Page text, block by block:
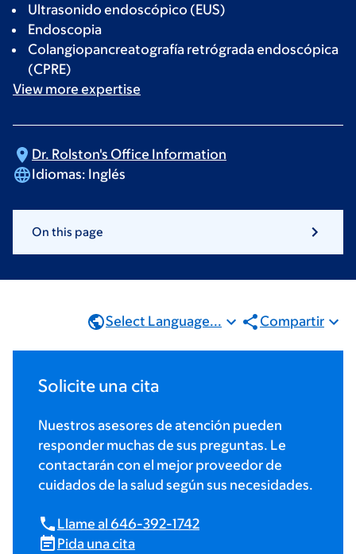
Ultrasonido endoscópico (EUS)
Endoscopia
Colangiopancreatografía retrógrada endoscópica
(CPRE)
View more expertise
Dr. Rolston's Office Information
Idiomas: Inglés
On this page
Select Language... Compartir
Solicite una cita
Nuestros asesores de atención pueden
responder muchas de sus preguntas. Le
contactarán con el mejor proveedor de
cuidados de la salud según sus necesidades.
Llame al 646-392-1742
Pida una cita